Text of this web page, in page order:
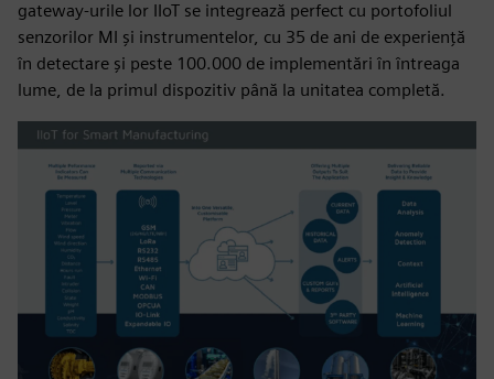
gateway-urile lor IIoT se integrează perfect cu portofoliul
senzorilor MI și instrumentelor, cu 35 de ani de experiență
în detectare și peste 100.000 de implementări în întreaga
lume, de la primul dispozitiv până la unitatea completă.